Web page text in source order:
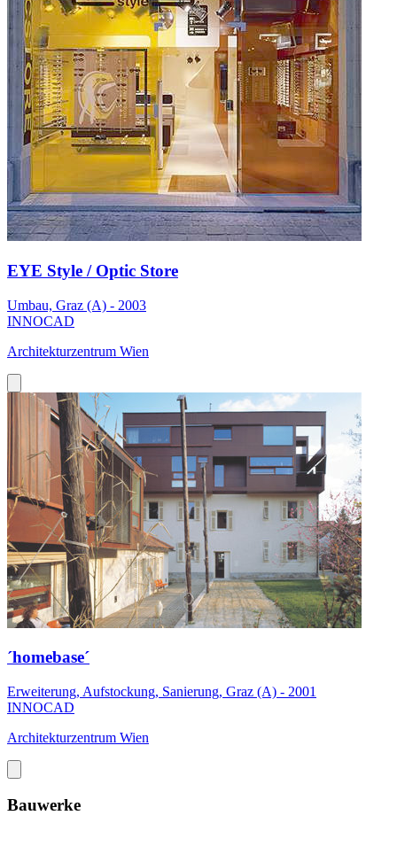
EYE Style / Optic Store
Umbau, Graz (A) - 2003
INNOCAD
Architekturzentrum Wien
´homebase´
Erweiterung, Aufstockung, Sanierung, Graz (A) - 2001
INNOCAD
Architekturzentrum Wien
Bauwerke